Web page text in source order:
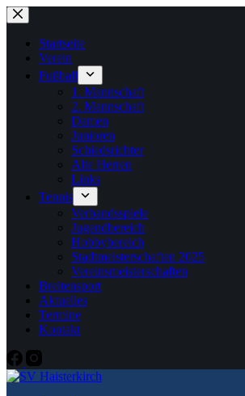
Zum
Inhalt
springenStartseite
Verein
Fußball
1. Mannschaft
2. Mannschaft
Damen
Junioren
Schiedsrichter
Alte Herren
Links
Tennis
Verbandsspiele
Jugendbereich
Hobbybereich
Stadtmeisterschaften 2025
Vereinsmeisterschaften
Breitensport
Aktuelles
Termine
Kontakt